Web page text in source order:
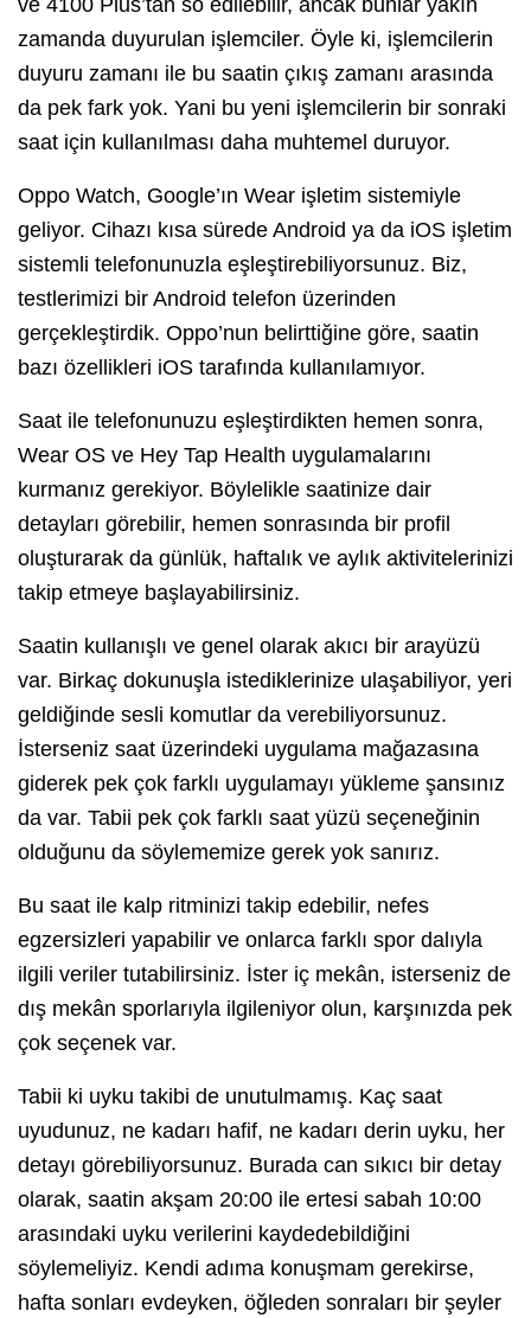
zamanda duyurulan işlemciler. Öyle ki, işlemcilerin
duyuru zamanı ile bu saatin çıkış zamanı arasında
da pek fark yok. Yani bu yeni işlemcilerin bir sonraki
saat için kullanılması daha muhtemel duruyor.
Oppo Watch, Google’ın Wear işletim sistemiyle
geliyor. Cihazı kısa sürede Android ya da iOS işletim
sistemli telefonunuzla eşleştirebiliyorsunuz. Biz,
testlerimizi bir Android telefon üzerinden
gerçekleştirdik. Oppo’nun belirttiğine göre, saatin
bazı özellikleri iOS tarafında kullanılamıyor.
Saat ile telefonunuzu eşleştirdikten hemen sonra,
Wear OS ve Hey Tap Health uygulamalarını
kurmanız gerekiyor. Böylelikle saatinize dair
detayları görebilir, hemen sonrasında bir profil
oluşturarak da günlük, haftalık ve aylık aktivitelerinizi
takip etmeye başlayabilirsiniz.
Saatin kullanışlı ve genel olarak akıcı bir arayüzü
var. Birkaç dokunuşla istediklerinize ulaşabiliyor, yeri
geldiğinde sesli komutlar da verebiliyorsunuz.
İsterseniz saat üzerindeki uygulama mağazasına
giderek pek çok farklı uygulamayı yükleme şansınız
da var. Tabii pek çok farklı saat yüzü seçeneğinin
olduğunu da söylememize gerek yok sanırız.
Bu saat ile kalp ritminizi takip edebilir, nefes
egzersizleri yapabilir ve onlarca farklı spor dalıyla
ilgili veriler tutabilirsiniz. İster iç mekân, isterseniz de
dış mekân sporlarıyla ilgileniyor olun, karşınızda pek
çok seçenek var.
Tabii ki uyku takibi de unutulmamış. Kaç saat
uyudunuz, ne kadarı hafif, ne kadarı derin uyku, her
detayı görebiliyorsunuz. Burada can sıkıcı bir detay
olarak, saatin akşam 20:00 ile ertesi sabah 10:00
arasındaki uyku verilerini kaydedebildiğini
söylemeliyiz. Kendi adıma konuşmam gerekirse,
hafta sonları evdeyken, öğleden sonraları bir şeyler